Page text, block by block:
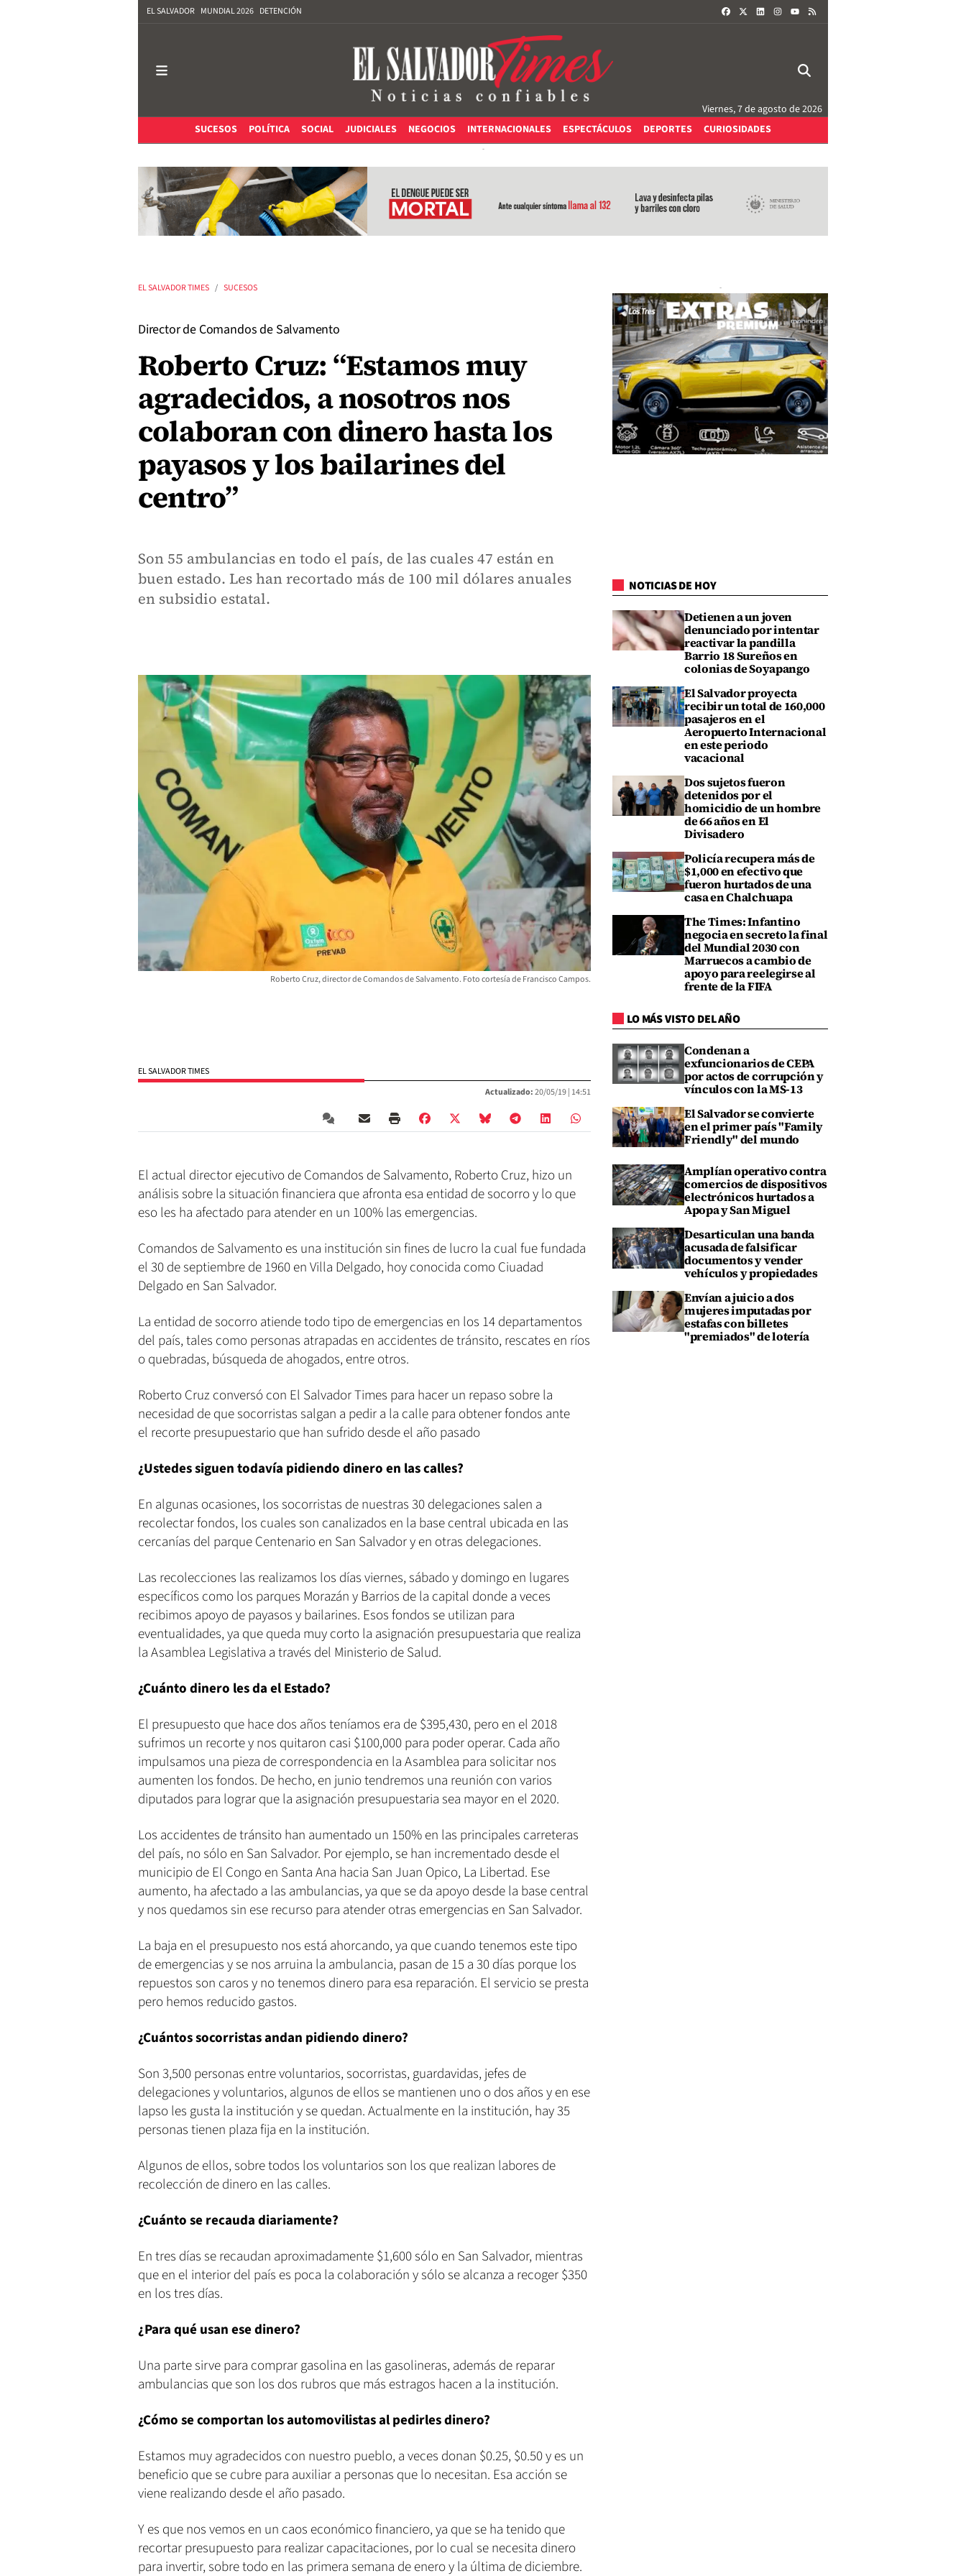
EL SALVADOR MUNDIAL 2026 DETENCIÓN FACEBOOKLINKEDININSTAGRAM
Viernes, 7 de agosto de 2026
SUCESOS
POLÍTICA SOCIAL JUDICIALES NEGOCIOS INTERNACIONALES ESPECTÁCULOS DEPORTES CURIOSIDADES
EL SALVADOR TIMES SUCESOS
Director de Comandos de Salvamento
Roberto Cruz: “Estamos muy
agradecidos, a nosotros nos
colaboran con dinero hasta los
payasos y los bailarines del
centro”
Son 55 ambulancias en todo el país, de las cuales 47 están en
buen estado. Les han recortado más de 100 mil dólares anuales
en subsidio estatal.
Roberto Cruz, director de Comandos de Salvamento. Foto cortesía de Francisco Campos.
EL SALVADOR TIMES
Actualizado:20/05/19 | 14:51
El actual director ejecutivo de Comandos de Salvamento, Roberto Cruz, hizo un
análisis sobre la situación financiera que afronta esa entidad de socorro y lo que
eso les ha afectado para atender en un 100% las emergencias.
Comandos de Salvamento es una institución sin fines de lucro la cual fue fundada
el 30 de septiembre de 1960 en Villa Delgado, hoy conocida como Ciuadad
Delgado en San Salvador.
La entidad de socorro atiende todo tipo de emergencias en los 14 departamentos
del país, tales como personas atrapadas en accidentes de tránsito, rescates en ríos
o quebradas, búsqueda de ahogados, entre otros.
Roberto Cruz conversó con El Salvador Times para hacer un repaso sobre la
necesidad de que socorristas salgan a pedir a la calle para obtener fondos ante
el recorte presupuestario que han sufrido desde el año pasado
¿Ustedes siguen todavía pidiendo dinero en las calles?
En algunas ocasiones, los socorristas de nuestras 30 delegaciones salen a
recolectar fondos, los cuales son canalizados en la base central ubicada en las
cercanías del parque Centenario en San Salvador y en otras delegaciones.
Las recolecciones las realizamos los días viernes, sábado y domingo en lugares
específicos como los parques Morazán y Barrios de la capital donde a veces
recibimos apoyo de payasos y bailarines. Esos fondos se utilizan para
eventualidades, ya que queda muy corto la asignación presupuestaria que realiza
la Asamblea Legislativa a través del Ministerio de Salud.
¿Cuánto dinero les da el Estado?
El presupuesto que hace dos años teníamos era de $395,430, pero en el 2018
sufrimos un recorte y nos quitaron casi $100,000 para poder operar. Cada año
impulsamos una pieza de correspondencia en la Asamblea para solicitar nos
aumenten los fondos. De hecho, en junio tendremos una reunión con varios
diputados para lograr que la asignación presupuestaria sea mayor en el 2020.
Los accidentes de tránsito han aumentado un 150% en las principales carreteras
del país, no sólo en San Salvador. Por ejemplo, se han incrementado desde el
municipio de El Congo en Santa Ana hacia San Juan Opico, La Libertad. Ese
aumento, ha afectado a las ambulancias, ya que se da apoyo desde la base central
y nos quedamos sin ese recurso para atender otras emergencias en San Salvador.
La baja en el presupuesto nos está ahorcando, ya que cuando tenemos este tipo
de emergencias y se nos arruina la ambulancia, pasan de 15 a 30 días porque los
repuestos son caros y no tenemos dinero para esa reparación. El servicio se presta
pero hemos reducido gastos.
¿Cuántos socorristas andan pidiendo dinero?
Son 3,500 personas entre voluntarios, socorristas, guardavidas, jefes de
delegaciones y voluntarios, algunos de ellos se mantienen uno o dos años y en ese
lapso les gusta la institución y se quedan. Actualmente en la institución, hay 35
personas tienen plaza fija en la institución.
Algunos de ellos, sobre todos los voluntarios son los que realizan labores de
recolección de dinero en las calles.
¿Cuánto se recauda diariamente?
En tres días se recaudan aproximadamente $1,600 sólo en San Salvador, mientras
que en el interior del país es poca la colaboración y sólo se alcanza a recoger $350
en los tres días.
¿Para qué usan ese dinero?
Una parte sirve para comprar gasolina en las gasolineras, además de reparar
ambulancias que son los dos rubros que más estragos hacen a la institución.
¿Cómo se comportan los automovilistas al pedirles dinero?
Estamos muy agradecidos con nuestro pueblo, a veces donan $0.25, $0.50 y es un
beneficio que se cubre para auxiliar a personas que lo necesitan. Esa acción se
viene realizando desde el año pasado.
Y es que nos vemos en un caos económico financiero, ya que se ha tenido que
recortar presupuesto para realizar capacitaciones, por lo cual se necesita dinero
para invertir, sobre todo en las primera semana de enero y la última de diciembre.
NOTICIAS DE HOY
Detienen a un joven
denunciado por intentar
reactivar la pandilla
Barrio 18 Sureños en
colonias de Soyapango
El Salvador proyecta
recibir un total de 160,000
pasajeros en el
Aeropuerto Internacional
en este periodo
vacacional
Dos sujetos fueron
detenidos por el
homicidio de un hombre
de 66 años en El
Divisadero
Policía recupera más de
$1,000 en efectivo que
fueron hurtados de una
casa en Chalchuapa
The Times: Infantino
negocia en secreto la final
del Mundial 2030 con
Marruecos a cambio de
apoyo para reelegirse al
frente de la FIFA
LO MÁS VISTO DEL AÑO
Condenan a
exfuncionarios de CEPA
por actos de corrupción y
vínculos con la MS-13
El Salvador se convierte
en el primer país "Family
Friendly" del mundo
Amplían operativo contra
comercios de dispositivos
electrónicos hurtados a
Apopa y San Miguel
Desarticulan una banda
acusada de falsificar
documentos y vender
vehículos y propiedades
Envían a juicio a dos
mujeres imputadas por
estafas con billetes
"premiados" de lotería